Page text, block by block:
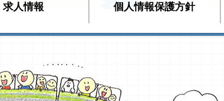
求人情報 個人情報保護方針